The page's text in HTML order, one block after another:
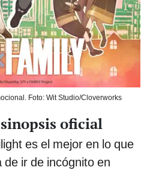
Foto: Wit Studio/Cloverworks
oficial
es el mejor en lo que
ir de incógnito en